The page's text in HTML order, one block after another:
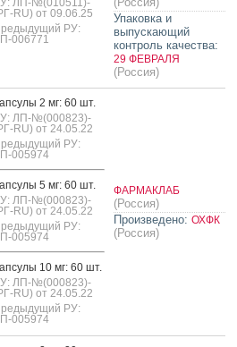
ЛП-№(010511)-
RU) от 09.06.25
РУ:
006771
Упаковка и
выпускающий
контроль качества:
29 ФЕВРАЛЯ
(Россия)
2 мг: 60 шт.
ЛП-№(000823)-
RU) от 24.05.22
РУ:
005974
5 мг: 60 шт.
ЛП-№(000823)-
RU) от 24.05.22
РУ:
005974
10 мг: 60 шт.
ЛП-№(000823)-
RU) от 24.05.22
РУ:
005974
ФАРМАКЛАБ
(Россия)
Произведено: ОХФК
(Россия)